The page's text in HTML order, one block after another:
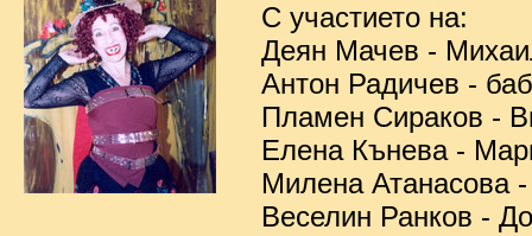
С участието на:
Деян Мачев -
Антон Радичев -
Пламен Сираков -
Елена Кънева -
Милена Атанасова
Веселин Ранков -